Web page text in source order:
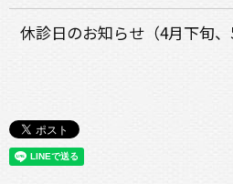
休診日のお知らせ（4月下旬、